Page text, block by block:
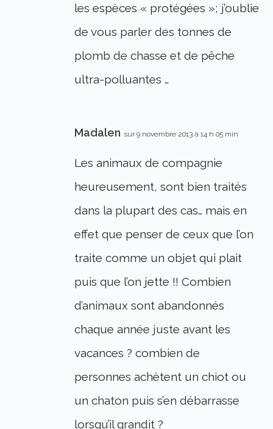
les espèces « protégées »; j’oublie
de vous parler des tonnes de
plomb de chasse et de pêche
ultra-polluantes …
Madalen sur 9 novembre 2013 à 14 h 05 min
Les animaux de compagnie
heureusement, sont bien traités
dans la plupart des cas… mais en
effet que penser de ceux que l’on
traite comme un objet qui plait
puis que l’on jette !! Combien
d’animaux sont abandonnés
chaque année juste avant les
vacances ? combien de
personnes achètent un chiot ou
un chaton puis s’en débarrasse
lorsqu’il grandit ?